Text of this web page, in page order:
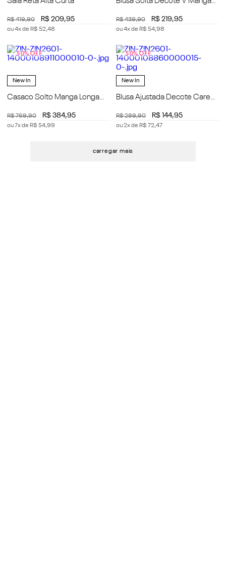
R$419,90 R$ 209,95
ou4x de R$ 52,48
R$439,90 R$ 219,95
ou4x de R$ 54,98
50% OFF
New In
Casaco Solto Manga Longa
R$769,90 R$ 384,95
ou 7x de R$ 54,99
50% OFF
New In
Blusa Ajustada Decote Careca
R$289,90 R$ 144,95
ou2x de R$ 72,47